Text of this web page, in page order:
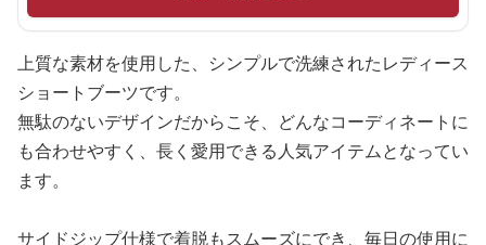
上質な素材を使用した、シンプルで洗練されたレディース
ショートブーツです。
無駄のないデザインだからこそ、どんなコーディネートに
も合わせやすく、長く愛用できる人気アイテムとなってい
ます。
サイドジップ仕様で着脱もスムーズにでき、毎日の使用に